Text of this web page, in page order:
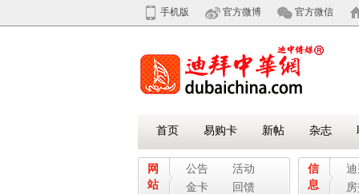
手机版 官方微博 官方微信
首页 易购卡 新帖 杂志
网
站
公告
活动
金卡
回馈
信
息